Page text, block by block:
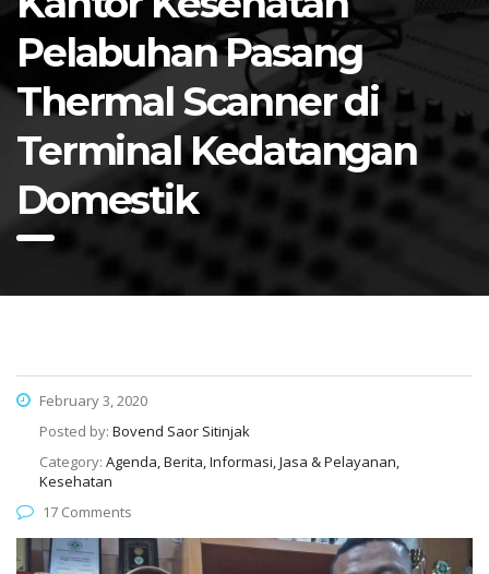
Pelabuhan Pasang
Thermal Scanner di
Terminal Kedatangan
Domestik
February 3, 2020
Posted by: Bovend Saor Sitinjak
Category: Agenda, Berita, Informasi, Jasa & Pelayanan,
Kesehatan
17 Comments